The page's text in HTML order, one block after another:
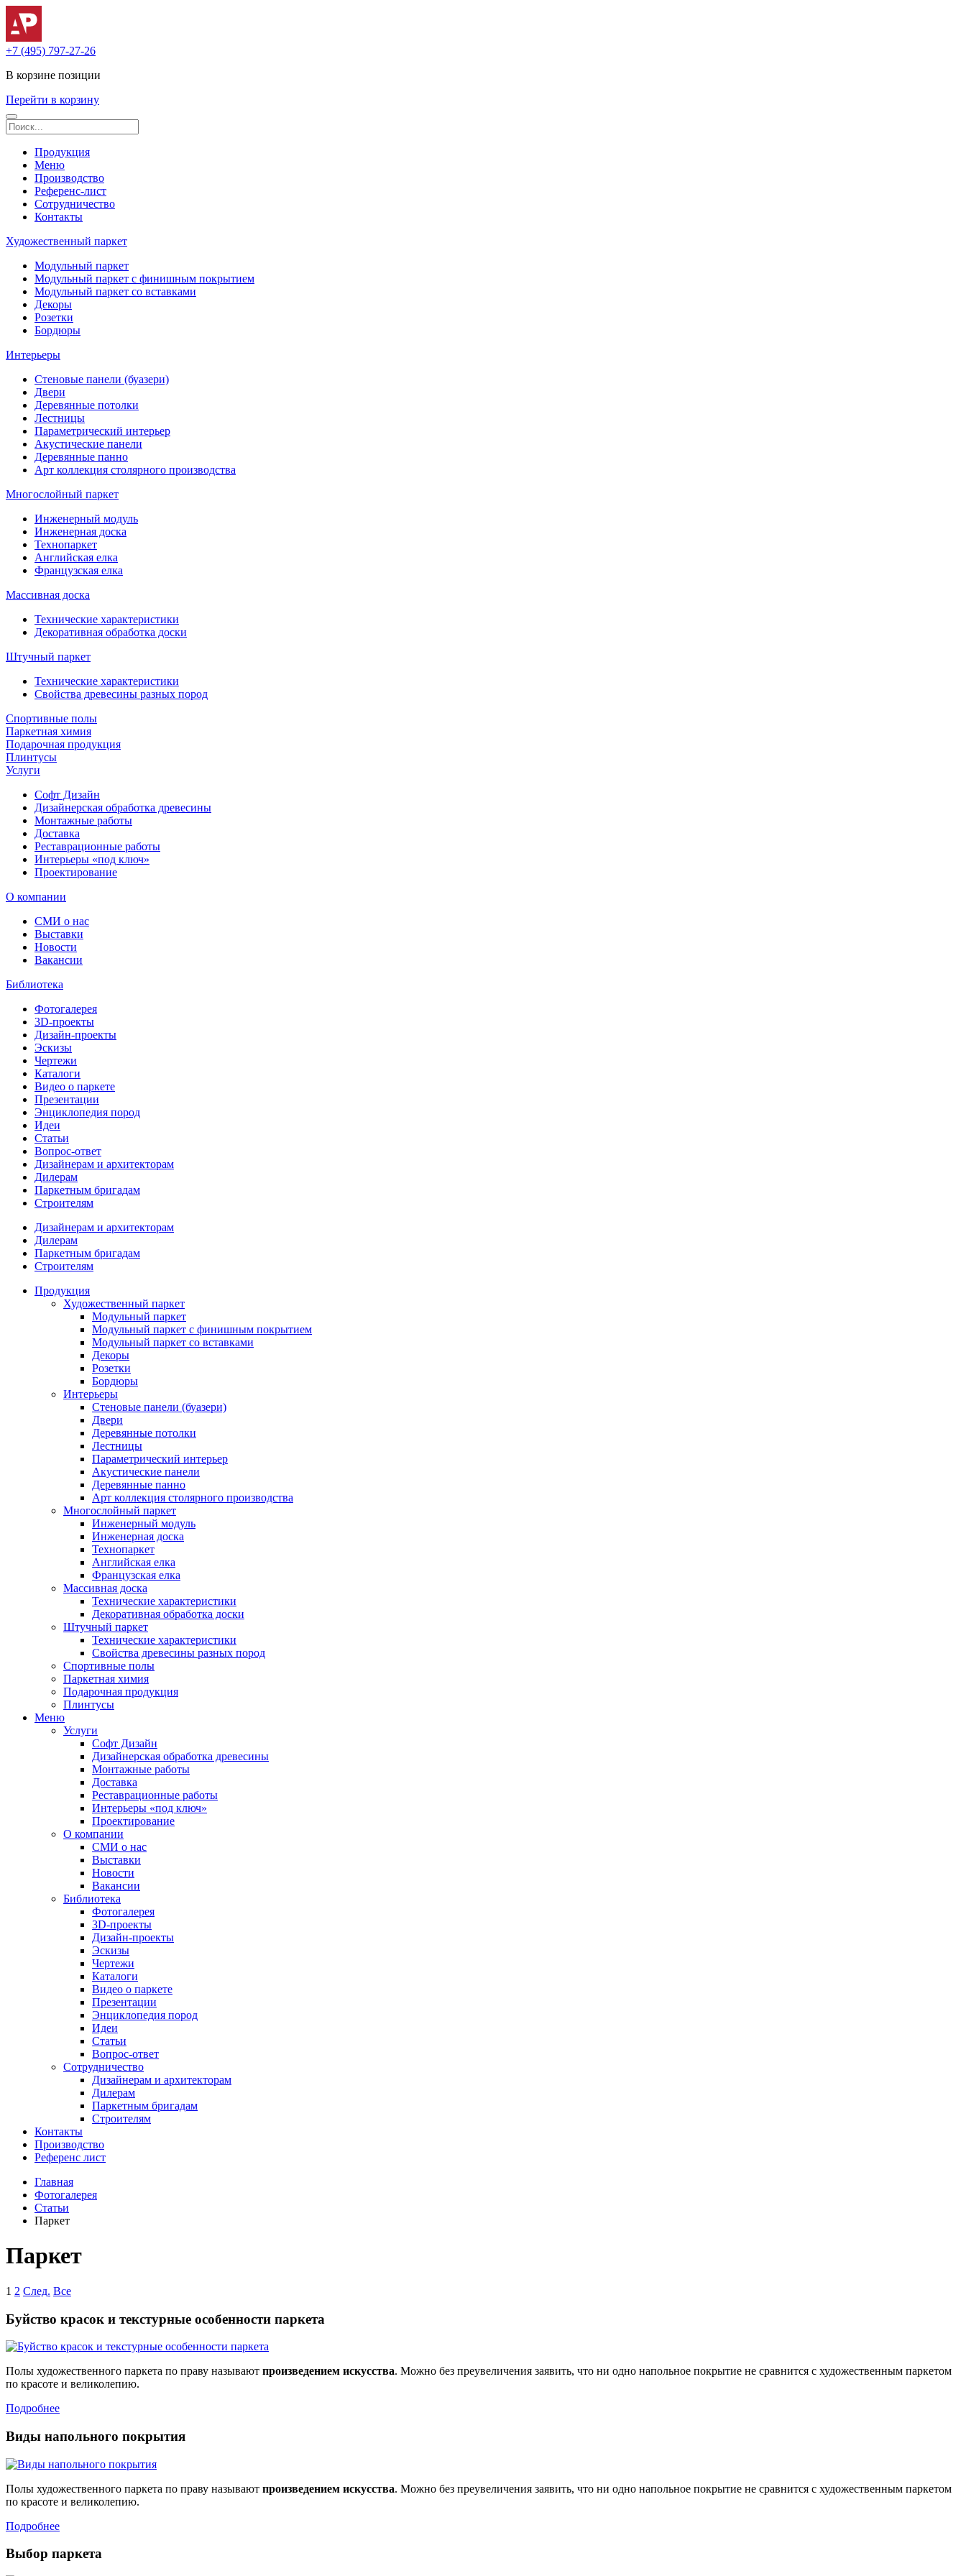
+7 (495) 797-27-26
В корзине позиции
Перейти в корзину
Продукция
Меню
Производство
Референс-лист
Сотрудничество
Контакты
Художественный паркет
Модульный паркет
Модульный паркет с финишным покрытием
Модульный паркет со вставками
Декоры
Розетки
Бордюры
Интерьеры
Стеновые панели (буазери)
Двери
Деревянные потолки
Лестницы
Параметрический интерьер
Акустические панели
Деревянные панно
Арт коллекция столярного производства
Многослойный паркет
Инженерный модуль
Инженерная доска
Технопаркет
Английская елка
Французская елка
Массивная доска
Технические характеристики
Декоративная обработка доски
Штучный паркет
Технические характеристики
Свойства древесины разных пород
Спортивные полы
Паркетная химия
Подарочная продукция
Плинтусы
Услуги
Софт Дизайн
Дизайнерская обработка древесины
Монтажные работы
Доставка
Реставрационные работы
Интерьеры «под ключ»
Проектирование
О компании
СМИ о нас
Выставки
Новости
Вакансии
Библиотека
Фотогалерея
3D-проекты
Дизайн-проекты
Эскизы
Чертежи
Каталоги
Видео о паркете
Презентации
Энциклопедия пород
Идеи
Статьи
Вопрос-ответ
Дизайнерам и архитекторам
Дилерам
Паркетным бригадам
Строителям
Дизайнерам и архитекторам
Дилерам
Паркетным бригадам
Строителям
Продукция
Художественный паркет
Модульный паркет
Модульный паркет с финишным покрытием
Модульный паркет со вставками
Декоры
Розетки
Бордюры
Интерьеры
Стеновые панели (буазери)
Двери
Деревянные потолки
Лестницы
Параметрический интерьер
Акустические панели
Деревянные панно
Арт коллекция столярного производства
Многослойный паркет
Инженерный модуль
Инженерная доска
Технопаркет
Английская елка
Французская елка
Массивная доска
Технические характеристики
Декоративная обработка доски
Штучный паркет
Технические характеристики
Свойства древесины разных пород
Спортивные полы
Паркетная химия
Подарочная продукция
Плинтусы
Меню
Услуги
Софт Дизайн
Дизайнерская обработка древесины
Монтажные работы
Доставка
Реставрационные работы
Интерьеры «под ключ»
Проектирование
О компании
СМИ о нас
Выставки
Новости
Вакансии
Библиотека
Фотогалерея
3D-проекты
Дизайн-проекты
Эскизы
Чертежи
Каталоги
Видео о паркете
Презентации
Энциклопедия пород
Идеи
Статьи
Вопрос-ответ
Сотрудничество
Дизайнерам и архитекторам
Дилерам
Паркетным бригадам
Строителям
Контакты
Производство
Референс лист
Главная
Фотогалерея
Статьи
Паркет
Паркет
1 2 След. Все
Буйство красок и текстурные особенности паркета
Полы художественного паркета по праву называют произведением искусства. Можно без преувеличения заявить, что ни одно напольное покрытие не сравнится с художественным паркетом
по красоте и великолепию.
Подробнее
Виды напольного покрытия
Полы художественного паркета по праву называют произведением искусства. Можно без преувеличения заявить, что ни одно напольное покрытие не сравнится с художественным паркетом
по красоте и великолепию.
Подробнее
Выбор паркета